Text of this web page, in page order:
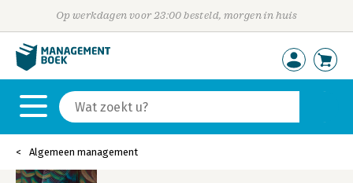
Op werkdagen voor 23:00 besteld, morgen in huis
Algemeen management